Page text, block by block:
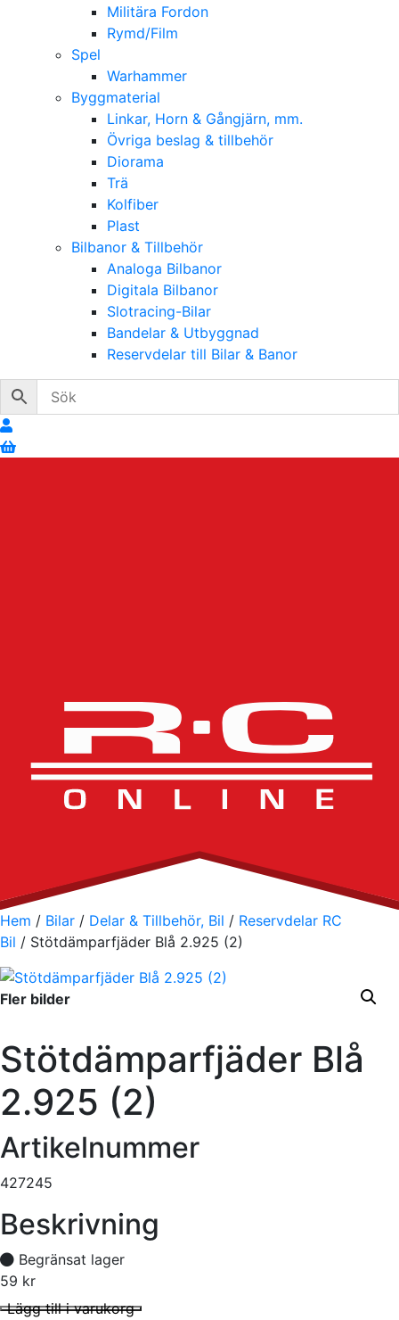
Militära Fordon
Rymd/Film
Spel
Warhammer
Byggmaterial
Linkar, Horn & Gångjärn, mm.
Övriga beslag & tillbehör
Diorama
Trä
Kolfiber
Plast
Bilbanor & Tillbehör
Analoga Bilbanor
Digitala Bilbanor
Slotracing-Bilar
Bandelar & Utbyggnad
Reservdelar till Bilar & Banor
Hem / Bilar / Delar & Tillbehör, Bil / Reservdelar RC
Bil / Stötdämparfjäder Blå 2.925 (2)
Fler bilder
Stötdämparfjäder Blå
2.925 (2)
Artikelnummer
427245
Beskrivning
Begränsat lager
59 kr
I lager
Stötdämparfjäder Blå 2.925 (2) mängd
Lägg till i varukorg